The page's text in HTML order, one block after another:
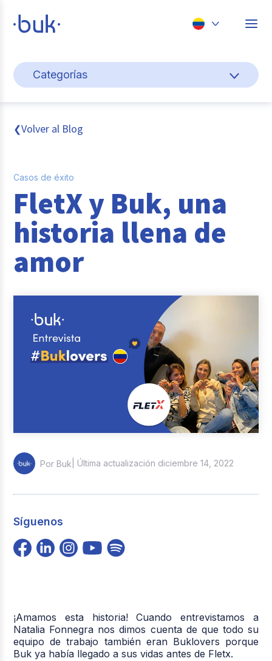
Perú
Categorías
Cultura y bienestar laboral
Gestión de personas
Pago de nómina
Buk
Transformación digital
Tendencias y Data
Casos de éxito
Columna del Experto
❮Volver al Blog
Casos de éxito
FletX y Buk, una
historia llena de
amor
Por Buk | Última actualización diciembre 14, 2022
Síguenos
¡Amamos esta historia! Cuando entrevistamos a
Natalia Fonnegra nos dimos cuenta de que todo su
equipo de trabajo también eran Buklovers porque
Buk ya había llegado a sus vidas antes de Fletx.